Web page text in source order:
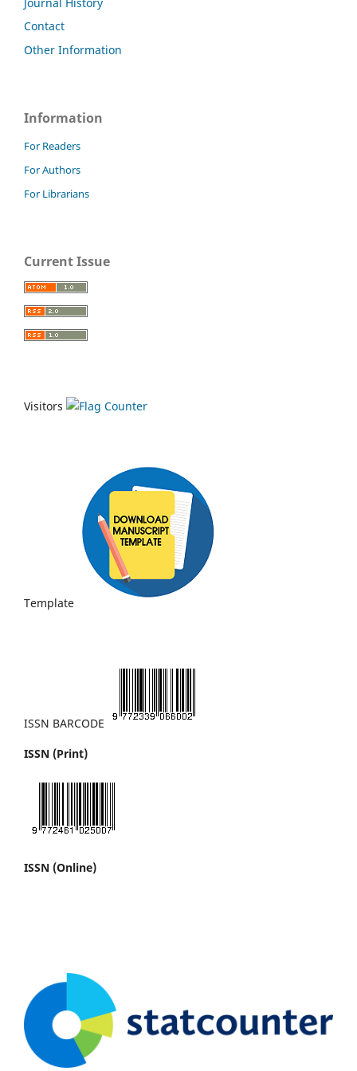
Contact
Other Information
Information
For Readers
For Authors
For Librarians
Current Issue
Visitors
Template
ISSN BARCODE
ISSN (Print)
ISSN (Online)